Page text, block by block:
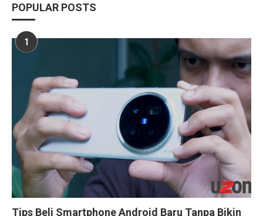
POPULAR POSTS
1
Tips Beli Smartphone Android Baru Tanpa Bikin